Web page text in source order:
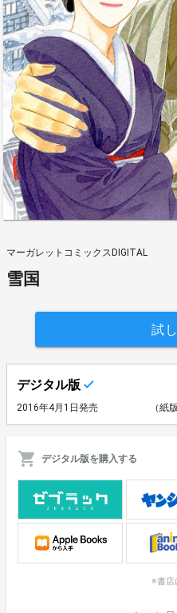
マーガレットコミックスDIGITAL
雪国
試
デジタル版
2016年4月1日発売 （紙
デジタル版を購入する
※書店